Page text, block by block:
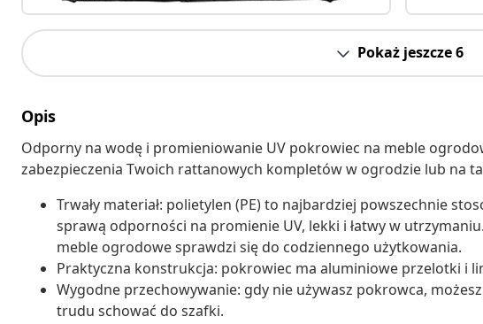
Pokaż jeszcze 6
Opis
Odporny na wodę i promieniowanie UV pokrowiec na meble
zabezpieczenia Twoich rattanowych kompletów w ogrodzie lub na
Trwały materiał: polietylen (PE) to najbardziej powszechnie
sprawą odporności na promienie UV, lekki i łatwy w
meble ogrodowe sprawdzi się do codziennego użytkowania.
Praktyczna konstrukcja: pokrowiec ma aluminiowe przelotki i
Wygodne przechowywanie: gdy nie używasz pokrowca,
trudu schować do szafki.